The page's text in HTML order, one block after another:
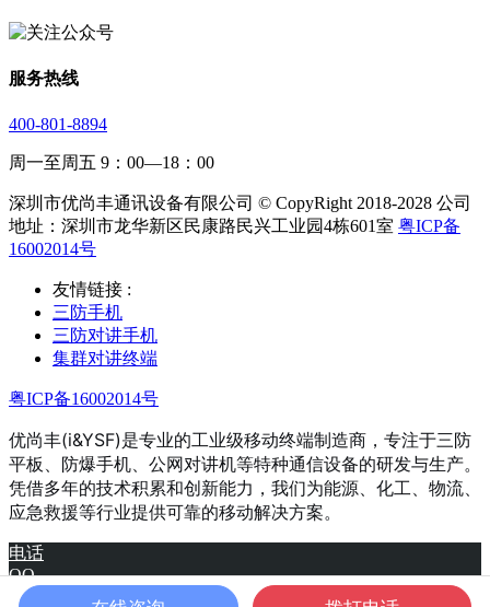
服务热线
400-801-8894
周一至周五 9：00—18：00
深圳市优尚丰通讯设备有限公司 © CopyRight 2018-2028 公司
地址：深圳市龙华新区民康路民兴工业园4栋601室 粤ICP备
16002014号
友情链接 :
三防手机
三防对讲手机
集群对讲终端
粤ICP备16002014号
优尚丰(i&YSF)是专业的工业级移动终端制造商，专注于三防
平板、防爆手机、公网对讲机等特种通信设备的研发与生产。
凭借多年的技术积累和创新能力，我们为能源、化工、物流、
应急救援等行业提供可靠的移动解决方案。
电话
QQ
产品